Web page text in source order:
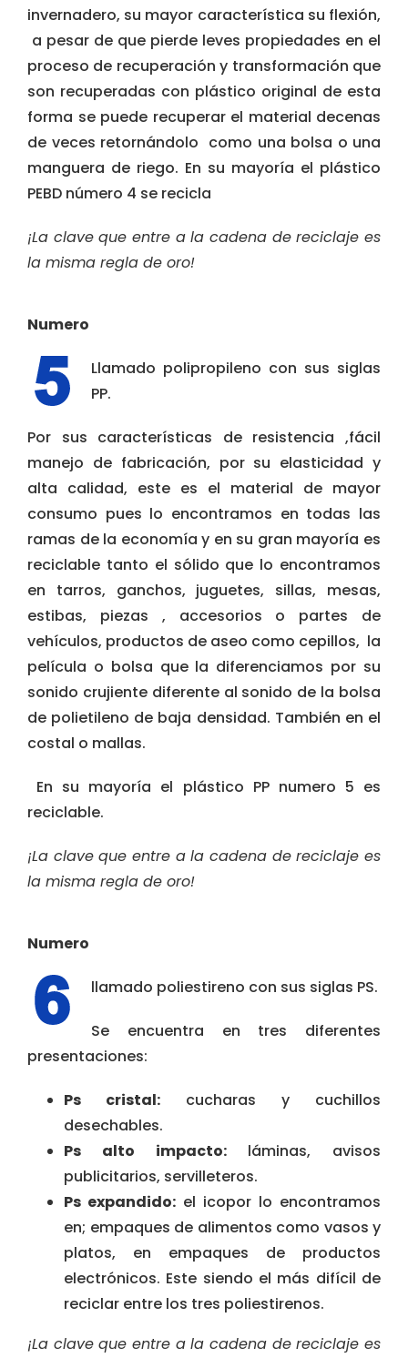
invernadero, su mayor característica su flexión,
a pesar de que pierde leves propiedades en el
proceso de recuperación y transformación que
son recuperadas con plástico original de esta
forma se puede recuperar el material decenas
de veces retornándolo como una bolsa o una
manguera de riego. En su mayoría el plástico
PEBD número 4 se recicla
¡La clave que entre a la cadena de reciclaje es
la misma regla de oro!
Numero
Llamado polipropileno con sus siglas
PP.
Por sus características de resistencia ,fácil
manejo de fabricación, por su elasticidad y
alta calidad, este es el material de mayor
consumo pues lo encontramos en todas las
ramas de la economía y en su gran mayoría es
reciclable tanto el sólido que lo encontramos
en tarros, ganchos, juguetes, sillas, mesas,
estibas, piezas , accesorios o partes de
vehículos, productos de aseo como cepillos, la
película o bolsa que la diferenciamos por su
sonido crujiente diferente al sonido de la bolsa
de polietileno de baja densidad. También en el
costal o mallas.
En su mayoría el plástico PP numero 5 es
reciclable.
¡La clave que entre a la cadena de reciclaje es
la misma regla de oro!
Numero
llamado poliestireno con sus siglas PS.
Se encuentra en tres diferentes
presentaciones:
Ps cristal: cucharas y cuchillos
desechables.
Ps alto impacto:láminas, avisos
publicitarios, servilleteros.
Ps expandido: el icopor lo encontramos
en; empaques de alimentos como vasos y
platos, en empaques de productos
electrónicos. Este siendo el más difícil de
reciclar entre los tres poliestirenos.
¡La clave que entre a la cadena de reciclaje es